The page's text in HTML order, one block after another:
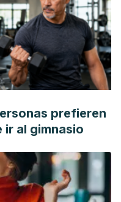
prefieren
ir al gimnasio